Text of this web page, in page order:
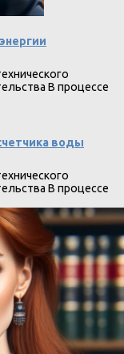
В процессе
воды
В процессе